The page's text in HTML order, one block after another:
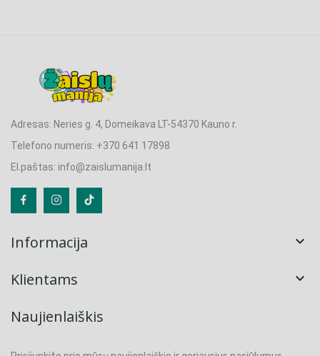
Adresas: Neries g. 4, Domeikava LT-54370 Kauno r.
Telefono numeris: +370 641 17898
El.paštas: info@zaislumanija.lt
Informacija 
Klientams 
Naujienlaiškis